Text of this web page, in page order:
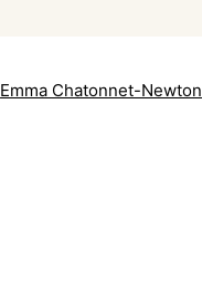
Emma Chatonnet-Newton